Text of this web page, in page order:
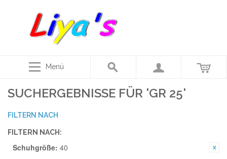
Menü
SUCHERGEBNISSE FÜR 'GR 25'
FILTERN NACH
FILTERN NACH:
Schuhgröße: 40